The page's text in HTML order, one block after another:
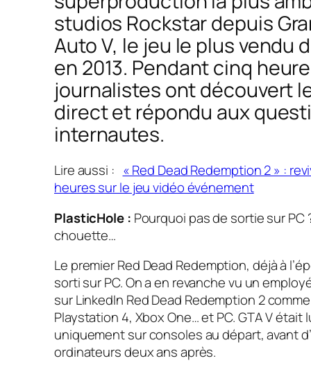
studios Rockstar depuis
Auto V, le jeu le plus vendu
en 2013. Pendant cinq
journalistes ont découvert
direct et répondu aux
internautes.
Lire aussi : « Red Dead Redemption 2 » :
heures sur le jeu vidéo événement
PlasticHole : Pourquoi pas de sortie sur PC
chouette…
Le premierRed Dead Redemption, déjà à
sorti sur PC. On a en revanche vu un
sur LinkedIn Red Dead Redemption 2
Playstation 4, Xbox One… et PC.GTA Vétait
uniquement sur consoles au départ, avant
ordinateurs deux ans après.